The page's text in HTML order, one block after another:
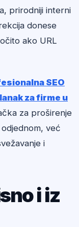
prirodniji interni
donese
ako URL
SEO
za firme u
za proširenje
već
i
i iz